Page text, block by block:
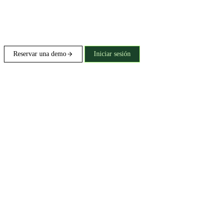
Reservar una demo Iniciar sesión